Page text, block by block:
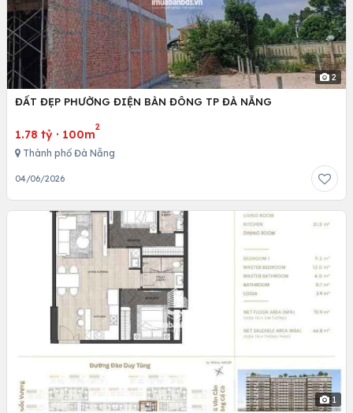
2
ĐẤT ĐẸP PHƯỜNG ĐIỆN BÀN ĐÔNG TP ĐÀ NẴNG
1.78 tỷ · 100m
2
Thành phố Đà Nẵng
04/06/2026
1